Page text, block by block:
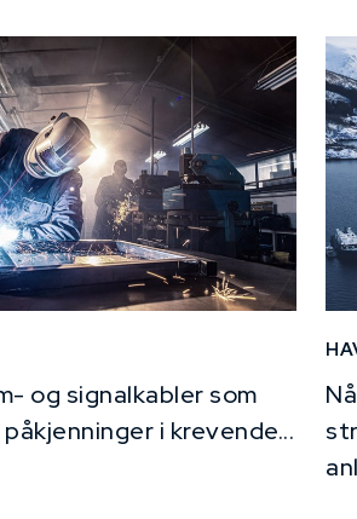
og signalkabler som
i krevende...